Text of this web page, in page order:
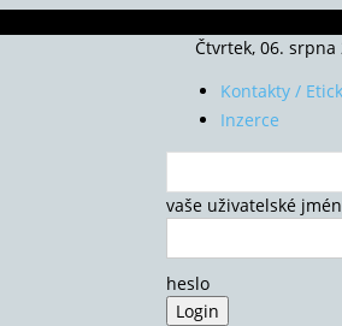
Čtvrtek, 06. srpna
Kontakty /
Inzerce
vaše uživatelské
heslo